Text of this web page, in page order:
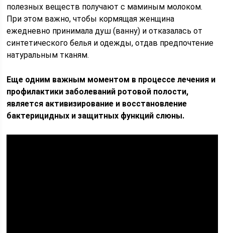
полезных веществ получают с маминым молоком.
При этом важно, чтобы кормящая женщина
ежедневно принимала душ (ванну) и отказалась от
синтетического белья и одежды, отдав предпочтение
натуральным тканям.
Еще одним важным моментом в процессе лечения и
профилактики заболеваний ротовой полости,
является активизирование и восстановление
бактерицидных и защитных функций слюны.